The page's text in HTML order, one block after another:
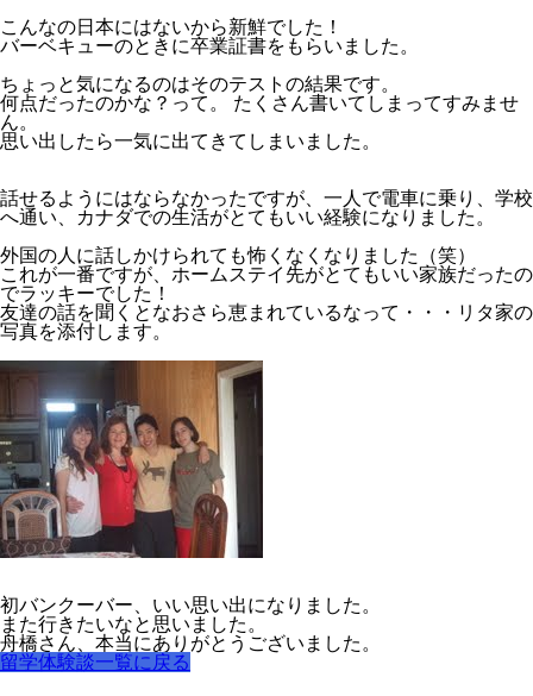
こんなの日本にはないから新鮮でした！
バーベキューのときに卒業証書をもらいました。
ちょっと気になるのはそのテストの結果です。
何点だったのかな？って。 たくさん書いてしまってすみませ
ん。
思い出したら一気に出てきてしまいました。
話せるようにはならなかったですが、一人で電車に乗り、学校
へ通い、カナダでの生活がとてもいい経験になりました。
外国の人に話しかけられても怖くなくなりました（笑）
これが一番ですが、ホームステイ先がとてもいい家族だったの
でラッキーでした！
友達の話を聞くとなおさら恵まれているなって・・・リタ家の
写真を添付します。
初バンクーバー、いい思い出になりました。
また行きたいなと思いました。
舟橋さん、本当にありがとうございました。
留学体験談一覧に戻る